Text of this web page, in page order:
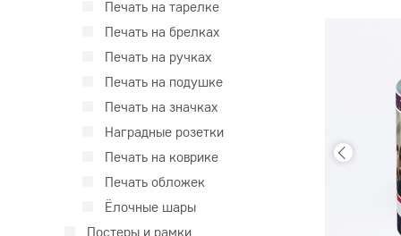
Печать на тарелке
Печать на брелках
Печать на ручках
Печать на подушке
Печать на значках
Наградные розетки
Печать на коврике
Печать обложек
Ёлочные шары
Постеры и рамки